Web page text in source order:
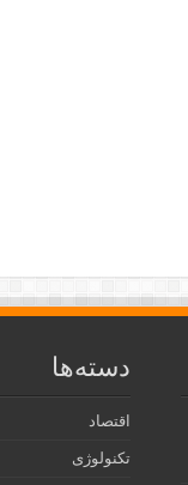
دسته‌ها
اقتصاد
تکنولوژی